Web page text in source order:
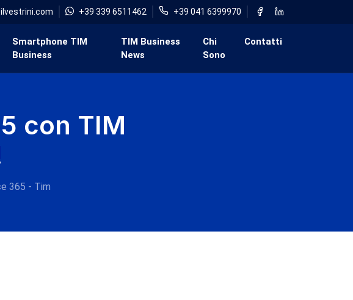
+39 339 6511462 +39 041 6399970
Smartphone TIM
Business
TIM Business
News
Chi
Sono
Contatti
con TIM
365 - Tim